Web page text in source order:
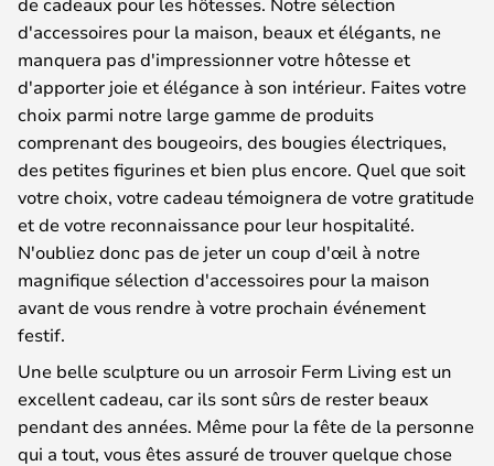
d'accessoires pour la maison, beaux et élégants, ne
manquera pas d'impressionner votre hôtesse et
d'apporter joie et élégance à son intérieur. Faites votre
choix parmi notre large gamme de produits
comprenant des bougeoirs, des bougies électriques,
des petites figurines et bien plus encore. Quel que soit
votre choix, votre cadeau témoignera de votre gratitude
et de votre reconnaissance pour leur hospitalité.
N'oubliez donc pas de jeter un coup d'œil à notre
magnifique sélection d'accessoires pour la maison
avant de vous rendre à votre prochain événement
festif.
Une belle sculpture ou un arrosoir Ferm Living est un
excellent cadeau, car ils sont sûrs de rester beaux
pendant des années. Même pour la fête de la personne
qui a tout, vous êtes assuré de trouver quelque chose